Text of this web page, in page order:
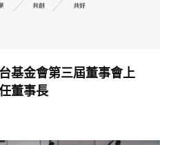
基金會第三屆董事會上
董事長